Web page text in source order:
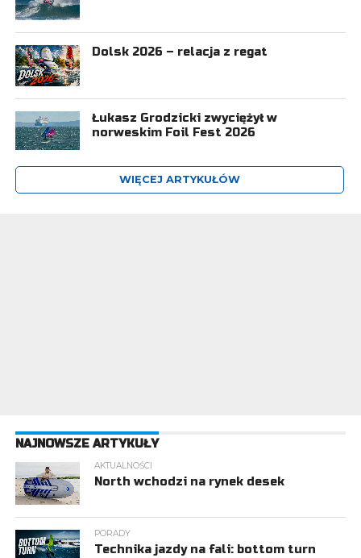
Dolsk 2026 – relacja z regat
Łukasz Grodzicki zwyciężył w
norweskim Foil Fest 2026
WIĘCEJ ARTYKUŁÓW
NAJNOWSZE ARTYKUŁY
AKTUALNOŚCI
North wchodzi na rynek desek
PORADY
Technika jazdy na fali: bottom turn